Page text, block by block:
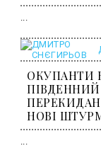
ОКУПАНТИ
НОВІ